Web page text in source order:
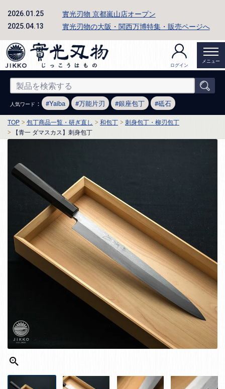
2026.01.25 實光刃物 京都嵐山店オープン
2025.04.13 實光刃物の大阪・関西万博特集・販売ページへ
ログイン
メニュー
人気ワード ： Yaiba 万能片刃 銀座包丁 砥石
TOP 包丁商品一覧・研ぎ直し 和包丁
刺身包丁・柳刃包丁
【青一 ダマスカス】刺身包丁